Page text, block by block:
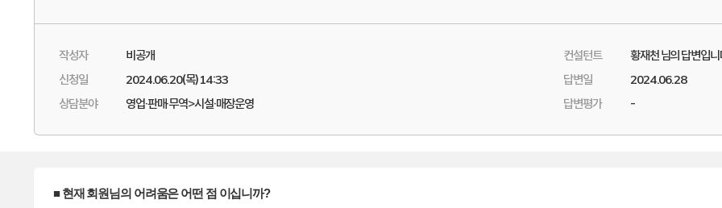
작성자
비공개
신청일
2024.06.20(목) 14:33
상담분야
영업·판매·무역>시설·매장운영
컨설턴트
황재천 님의 답변입니
답변일
2024.06.28
답변평가
-
■ 현재 회원님의 어려움은 어떤 점 이십니까?